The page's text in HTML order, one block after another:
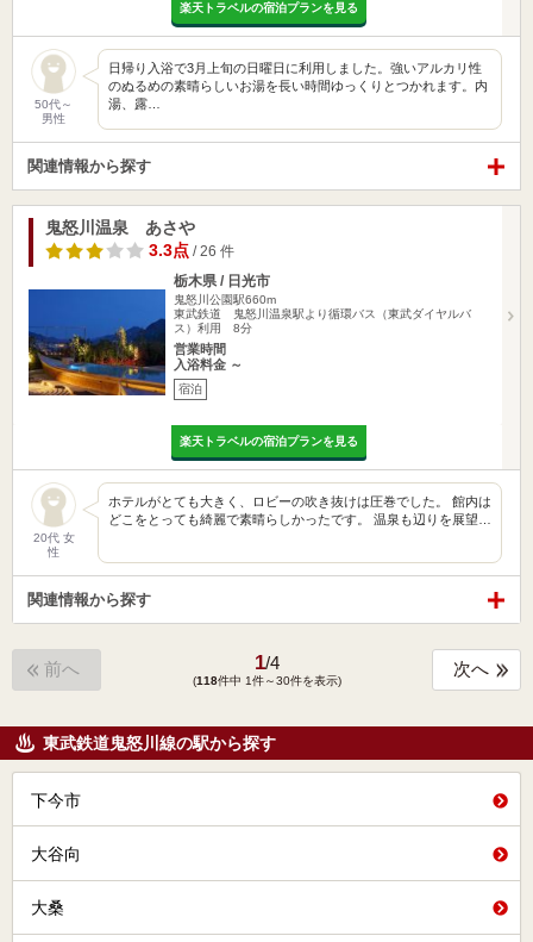
楽天トラベルの宿泊プランを見る
50代～
男性
日帰り入浴で3月上旬の日曜日に利用しました。強いアルカリ性
のぬるめの素晴らしいお湯を長い時間ゆっくりとつかれます。内
湯、露…
関連情報から探す
鬼怒川温泉 あさや
3.3点 / 26 件
栃木県 / 日光市
鬼怒川公園駅660m
東武鉄道 鬼怒川温泉駅より循環バス（東武ダイヤルバ
ス）利用 8分
営業時間
入浴料金 ～
宿泊
楽天トラベルの宿泊プランを見る
20代 女
性
ホテルがとても大きく、ロビーの吹き抜けは圧巻でした。 館内は
どこをとっても綺麗で素晴らしかったです。 温泉も辺りを展望…
関連情報から探す
前へ 1/4
(118件中 1件～30件を表示)
次へ
東武鉄道鬼怒川線の駅から探す
下今市
大谷向
大桑